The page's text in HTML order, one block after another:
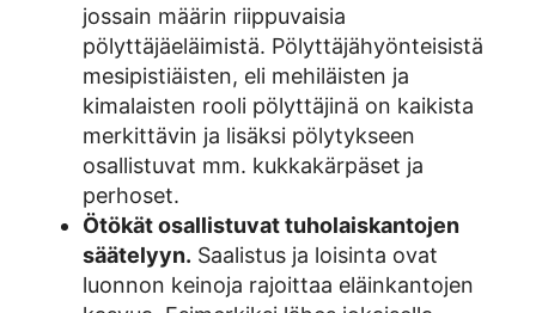
jossain määrin riippuvaisia
pölyttäjäeläimistä. Pölyttäjähyönteisistä
mesipistiäisten, eli mehiläisten ja
kimalaisten rooli pölyttäjinä on kaikista
merkittävin ja lisäksi pölytykseen
osallistuvat mm. kukkakärpäset ja
perhoset.
Ötökät osallistuvat tuholaiskantojen
säätelyyn. Saalistus ja loisinta ovat
luonnon keinoja rajoittaa eläinkantojen